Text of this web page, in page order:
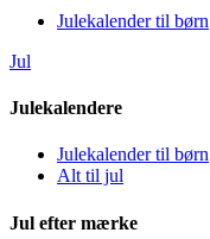
Julekalender til børn
Jul
Julekalendere
Julekalender til børn
Alt til jul
Jul efter mærke